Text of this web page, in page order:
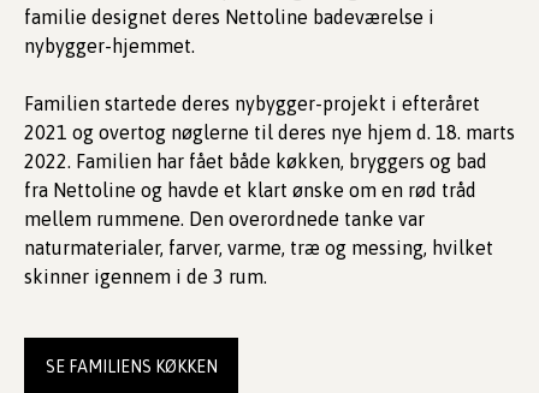
familie designet deres Nettoline badeværelse i
nybygger-hjemmet.
Familien startede deres nybygger-projekt i efteråret
2021 og overtog nøglerne til deres nye hjem d. 18. marts
2022. Familien har fået både køkken, bryggers og bad
fra Nettoline og havde et klart ønske om en rød tråd
mellem rummene. Den overordnede tanke var
naturmaterialer, farver, varme, træ og messing, hvilket
skinner igennem i de 3 rum.
SE FAMILIENS KØKKEN